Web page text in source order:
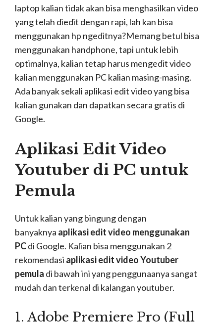
aplikasi ini. Si cantik ungu dengan fitur-fitur keren,
elegant dan complete di aplikasi. Adobe Premiere
Pro ini sudah teruji banyak sekali yang
menggunakannya sebagai aplikasi edit video
youtuber di PC.Selain fiture yang banyak, dan
lengkap kalian juga bisa membuat
tampilanthumbnail video Youtubeyang menarik
dari Adobe Premier Pro (Full Version) ini.
Yang Super Hits & Instagramable
2. VideoPad (Aplikasi Gratis
dan Mudah digunakan)
Picture By. Dirja Satya Kirana
SelainAdobe Premiere Pro (Full Version)kalian
juga bisa menggunakan aplikasi videoPad di
yang kalian bisa gunakan di aplikasi edit video ini.